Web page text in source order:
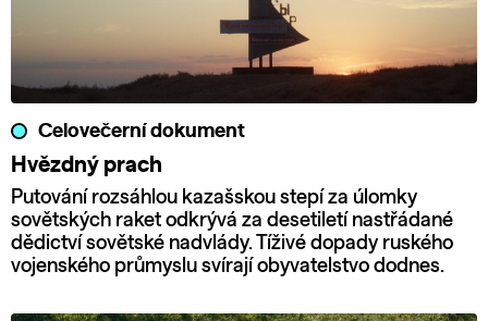
Celovečerní dokument
Hvězdný prach
Putování rozsáhlou kazašskou stepí za úlomky
sovětských raket odkrývá za desetiletí nastřádané
dědictví sovětské nadvlády. Tíživé dopady ruského
vojenského průmyslu svírají obyvatelstvo dodnes.